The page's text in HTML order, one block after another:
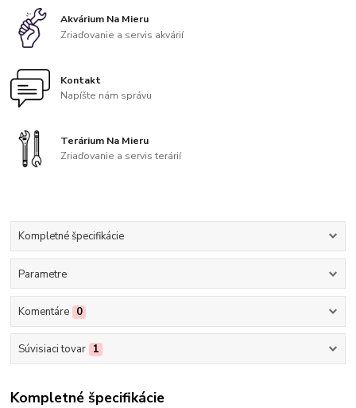
Akvárium Na Mieru
Zriaďovanie a servis akvárií
Kontakt
Napíšte nám správu
Terárium Na Mieru
Zriaďovanie a servis terárií
Kompletné špecifikácie
Parametre
Komentáre 0
Súvisiaci tovar 1
Kompletné špecifikácie